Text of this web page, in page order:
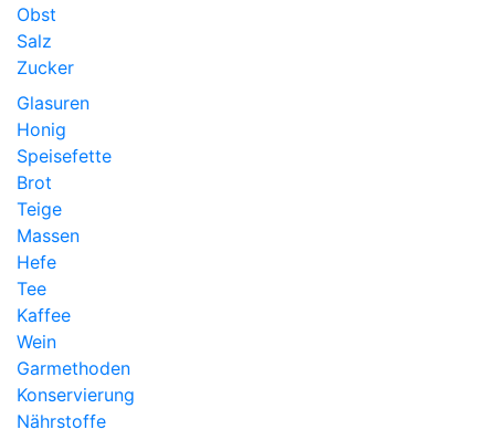
Obst
Salz
Zucker
Glasuren
Honig
Speisefette
Brot
Teige
Massen
Hefe
Tee
Kaffee
Wein
Garmethoden
Konservierung
Nährstoffe